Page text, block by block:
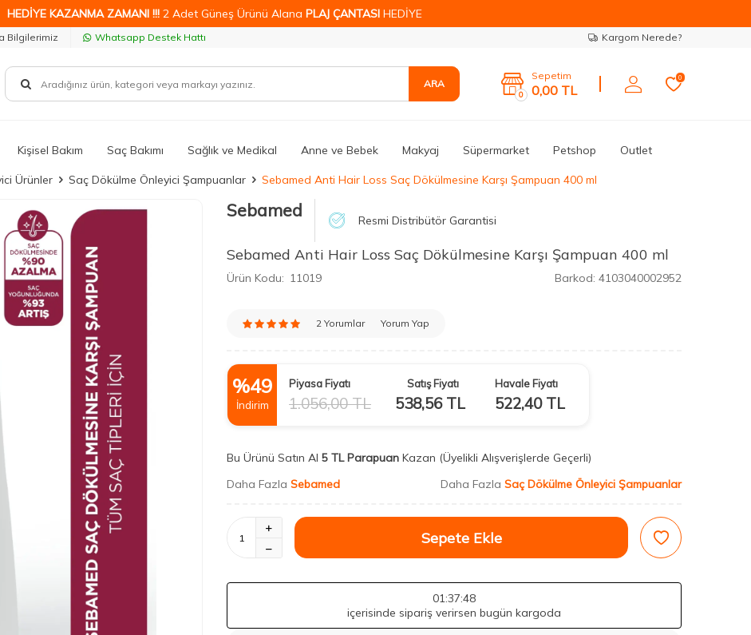
HEDİYE KAZANMA ZAMANI !!! 2 Adet Güneş Ürünü Alana PLAJ ÇANTASI HEDİYE
Bilgilerimiz Whatsapp Destek Hattı Kargom Nerede?
ARA
0
Sepetim
0,00 TL
0
Kişisel Bakım Saç Bakımı Sağlık ve Medikal Anne ve Bebek Makyaj Süpermarket Petshop Outlet
Ürünler Saç Dökülme Önleyici Şampuanlar Sebamed Anti Hair Loss Saç Dökülmesine Karşı Şampuan 400 ml
Sebamed Resmi Distribütör Garantisi
Sebamed Anti Hair Loss Saç Dökülmesine Karşı Şampuan 400 ml
Ürün Kodu: 11019 Barkod: 4103040002952
2 Yorumlar Yorum Yap
%49
İndirim
Piyasa Fiyatı
1.056,00TL
Satış Fiyatı
538,56TL
Havale Fiyatı
522,40TL
Bu Ürünü Satın Al 5 TL Parapuan Kazan (Üyelikli Alışverişlerde Geçerli)
Daha Fazla Sebamed Daha Fazla Saç Dökülme Önleyici Şampuanlar
Sepete Ekle
01:37:47
içerisinde sipariş verirsen bugün kargoda